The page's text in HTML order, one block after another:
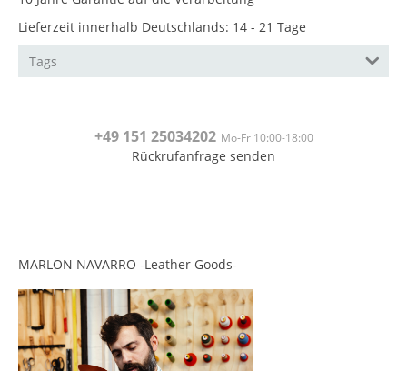
Lieferzeit innerhalb Deutschlands: 14 - 21 Tage
Tags
+49 151 25034202 Mo-Fr 10:00-18:00
Rückrufanfrage senden
MARLON NAVARRO -Leather Goods-